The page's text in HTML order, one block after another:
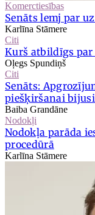
Komerctiesības
Senāts lemj par
Karlīna Stāmere
Citi
Kurš atbildīgs par
Oļegs Spundiņš
Citi
Senāts:
piešķiršanai
Baiba Grandāne
Nodokļi
Nodokļa parāda
procedūrā
Karlīna Stāmere